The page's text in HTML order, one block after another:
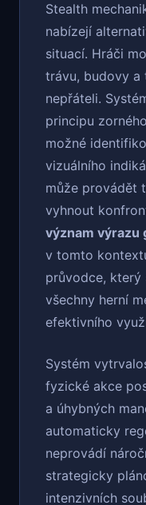
Stealth
nabízejí
situací. Hráči
trávu, budovy a
nepřáteli.
principu
možné
vizuálního
může provádět
vyhnout
význam výrazu
v tomto
průvodce, který
všechny herní
efektivního
Systém
fyzické akce
a úhybných
automaticky
neprovádí
strategicky
intenzivních